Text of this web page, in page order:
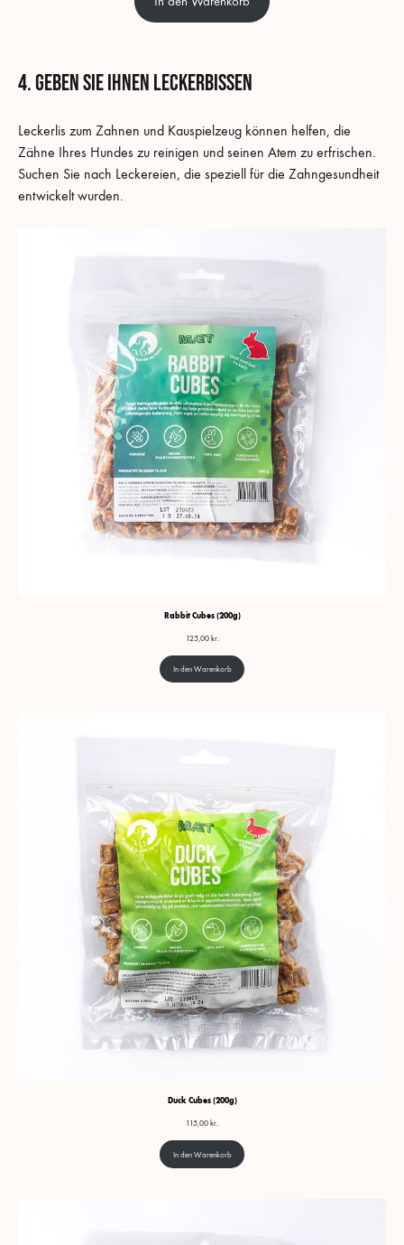
4. Geben Sie ihnen Leckerbissen
Leckerlis zum Zahnen und Kauspielzeug können helfen, die
Zähne Ihres Hundes zu reinigen und seinen Atem zu erfrischen.
Suchen Sie nach Leckereien, die speziell für die Zahngesundheit
entwickelt wurden.
Rabbit Cubes (200g)
125,00 kr.
In den Warenkorb
Duck Cubes (200g)
115,00 kr.
In den Warenkorb